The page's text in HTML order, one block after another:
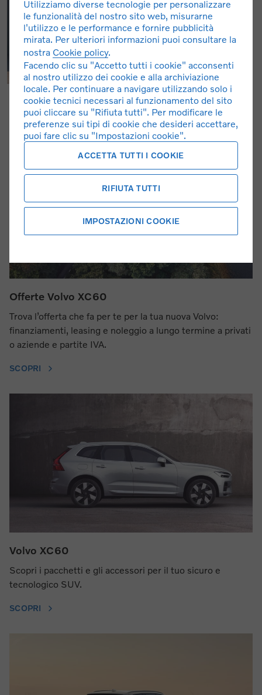
Offerte Volvo XC60
Trova l’offerta che fa per te per la tua nuova Volvo:
finanziamenti, leasing e noleggio a lungo termine a privati
o aziende e partite IVA.
SCOPRI
Volvo XC60
Scopri i pacchetti e gli accessori per il tuo sicuro e
tecnologico SUV.
SCOPRI
Utilizziamo diverse tecnologie per personalizzare
le funzionalità del nostro sito web, misurarne
l'utilizzo e le performance e fornire pubblicità
mirata. Per ulteriori informazioni puoi consultare la
nostra Cookie policy.
Facendo clic su "Accetto tutti i cookie" acconsenti
al nostro utilizzo dei cookie e alla archiviazione
locale. Per continuare a navigare utilizzando solo i
cookie tecnici necessari al funzionamento del sito
puoi cliccare su "Rifiuta tutti". Per modificare le
preferenze sui tipi di cookie che desideri accettare,
puoi fare clic su "Impostazioni cookie".
ACCETTA TUTTI I COOKIE
RIFIUTA TUTTI
IMPOSTAZIONI COOKIE